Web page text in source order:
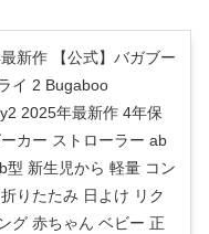
新作 【公式】バガブー
イ 2 Bugaboo
2025年最新作 4年保
カー ストローラー ab
型 新生児から 軽量 コン
りたたみ 日よけ リク
グ 赤ちゃん ベビー 正